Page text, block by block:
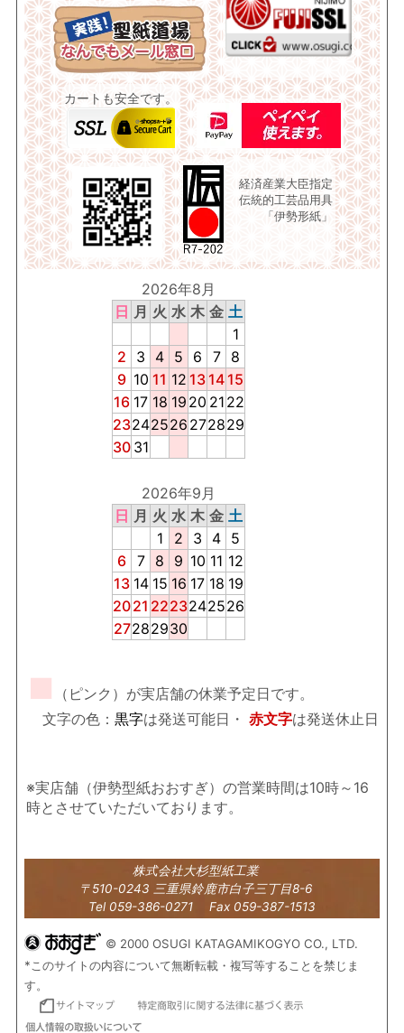
カートも安全です。
経済産業大臣指定
伝統的工芸品用具
「伊勢形紙」
2026年8月
日 月 火 水 木 金 土
1
2
3 4 5 6 7
8
9 10 11 12 13 14 15
16 17 18 19 20 21 22
23242526 272829
30 31
2026年9月
日 月 火 水 木 金 土
1
2 3 4 5
6 7 8 9 10 11 12
13 14 15 16 17 18 19
2021 2223242526
27282930
■
（ピンク）が実店舗の休業予定日です。
文字の色： 黒字は発送可能日・ 赤文字は発送休止日
※実店舗（伊勢型紙おおすぎ）の営業時間は10時～16
時とさせていただいております。
株式会社大杉型紙工業
〒510-0243 三重県鈴鹿市白子三丁目8-6
Tel 059-386-0271 Fax 059-387-1513
© 2000 OSUGI KATAGAMIKOGYO CO., LTD.
*このサイトの内容について無断転載・複写等することを禁じま
す。